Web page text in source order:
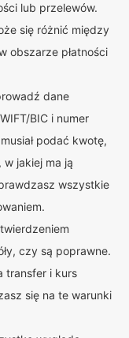
lub przelewów.
się różnić między
obszarze płatności
dane
BIC i numer
podać kwotę,
jakiej ma ją
wszystkie
czy są poprawne.
transfer i kurs
się na te warunki